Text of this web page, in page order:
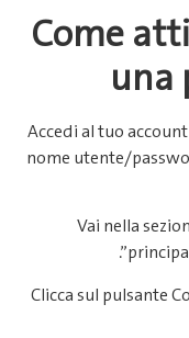
Come
Accedi al tuo
nome utente/
Vai nella
Clicca sul pulsante